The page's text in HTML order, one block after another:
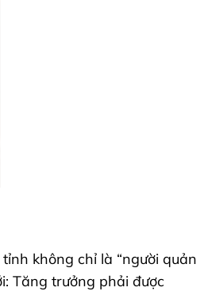
không chỉ là “người quản
Tăng trưởng phải được